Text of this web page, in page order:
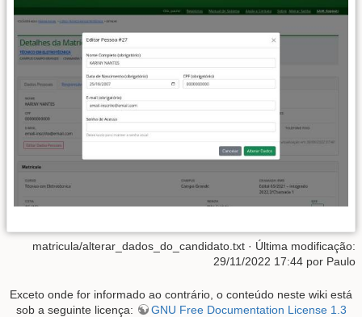
matricula/alterar_dados_do_candidato.txt · Última modificação:
29/11/2022 17:44 por Paulo
Exceto onde for informado ao contrário, o conteúdo neste wiki está
sob a seguinte licença:
GNU Free Documentation License 1.3